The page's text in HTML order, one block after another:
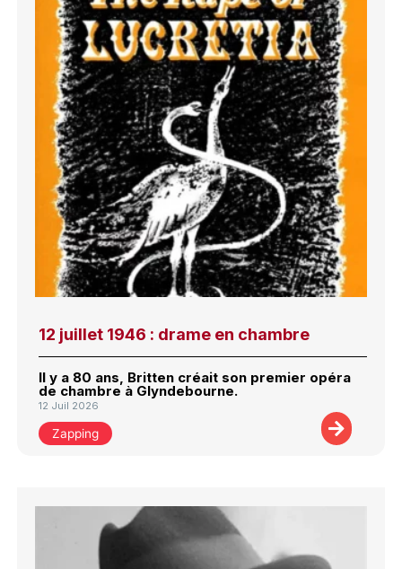
12 juillet 1946 : drame en chambre
Il y a 80 ans, Britten créait son premier opéra
de chambre à Glyndebourne.
12 Juil 2026
Zapping